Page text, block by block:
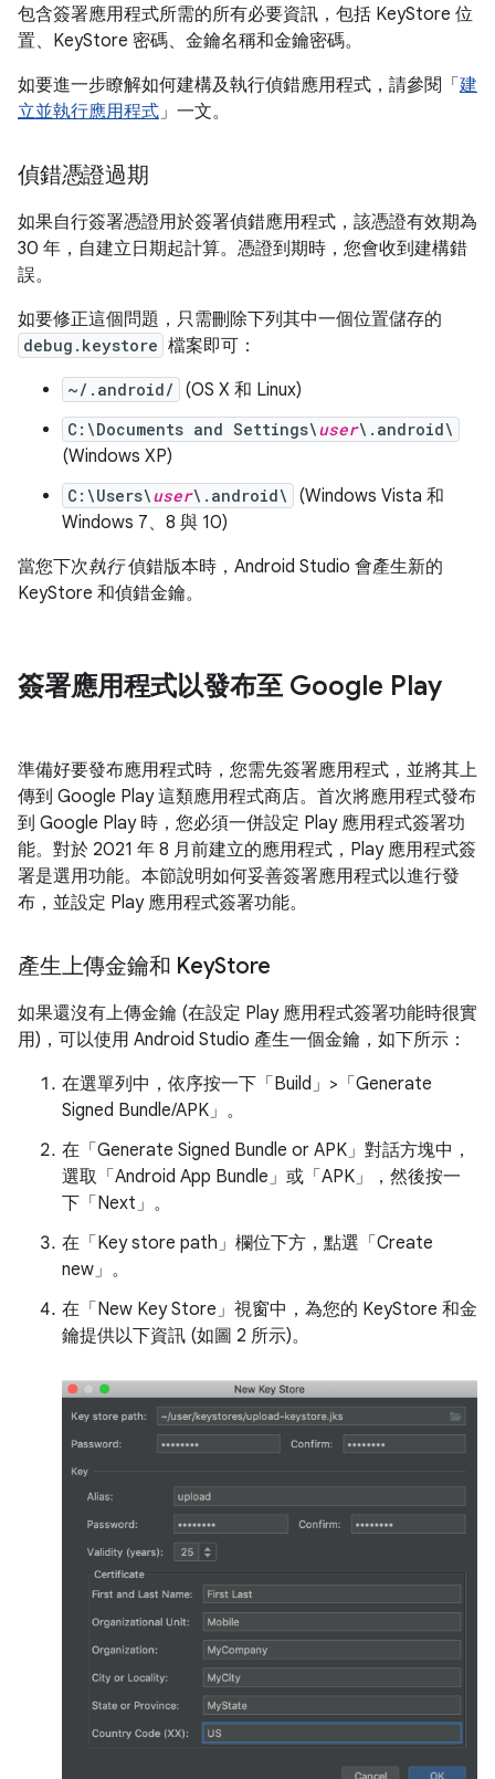
包含簽署應用程式所需的所有必要資訊，包括 KeyStore 位
置、KeyStore 密碼、金鑰名稱和金鑰密碼。
如要進一步瞭解如何建構及執行偵錯應用程式，請參閱「建
立並執行應用程式 」一文。
偵錯憑證過期
如果自行簽署憑證用於簽署偵錯應用程式，該憑證有效期為
30 年，自建立日期起計算。憑證到期時，您會收到建構錯
誤。
如要修正這個問題，只需刪除下列其中一個位置儲存的
debug.keystore 檔案即可：
~/.android/ (OS X 和 Linux)
C:\Documents and Settings\user\.android\
(Windows XP)
C:\Users\user\.android\
(Windows Vista 和
Windows 7、8 與 10)
當您下次執行偵錯版本時，Android Studio 會產生新的
KeyStore 和偵錯金鑰。
簽署應用程式以發布至 Google Play
準備好要發布應用程式時，您需先簽署應用程式，並將其上
傳到 Google Play 這類應用程式商店。首次將應用程式發布
到 Google Play 時，您必須一併設定 Play 應用程式簽署功
能。對於 2021 年 8 月前建立的應用程式，Play 應用程式簽
署是選用功能。本節說明如何妥善簽署應用程式以進行發
布，並設定 Play 應用程式簽署功能。
產生上傳金鑰和 KeyStore
如果還沒有上傳金鑰 (在設定 Play 應用程式簽署功能時很實
用)，可以使用 Android Studio 產生一個金鑰，如下所示：
在選單列中，依序按一下「Build」>「Generate
Signed Bundle/APK」 。
在「Generate Signed Bundle or APK」 對話方塊中，
選取「Android App Bundle」 或「APK」
，然後按一
下「Next」 。
在「Key store path」 欄位下方，點選「Create
new」 。
在「New Key Store」 視窗中，為您的 KeyStore 和金
鑰提供以下資訊 (如圖 2 所示)。